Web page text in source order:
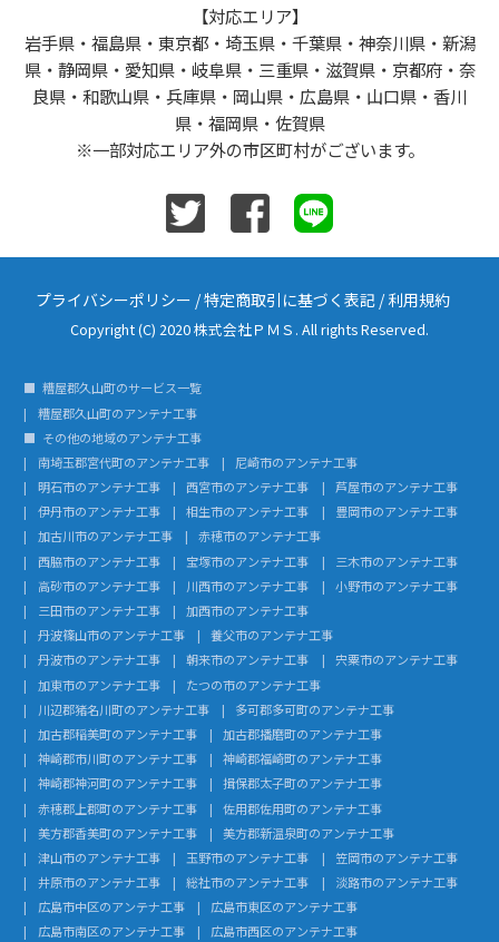
【対応エリア】
岩手県・福島県・東京都・埼玉県・千葉県・神奈川県・新潟
県・静岡県・愛知県・岐阜県・三重県・滋賀県・京都府・奈
良県・和歌山県・兵庫県・岡山県・広島県・山口県・香川
県・福岡県・佐賀県
※一部対応エリア外の市区町村がございます。
プライバシーポリシー /特定商取引に基づく表記 /利用規約
Copyright (C) 2020 株式会社ＰＭＳ. All rights Reserved.
糟屋郡久山町のサービス一覧
糟屋郡久山町のアンテナ工事
その他の地域のアンテナ工事
南埼玉郡宮代町のアンテナ工事
尼崎市のアンテナ工事
明石市のアンテナ工事
西宮市のアンテナ工事
芦屋市のアンテナ工事
伊丹市のアンテナ工事
相生市のアンテナ工事
豊岡市のアンテナ工事
加古川市のアンテナ工事
赤穂市のアンテナ工事
西脇市のアンテナ工事
宝塚市のアンテナ工事
三木市のアンテナ工事
高砂市のアンテナ工事
川西市のアンテナ工事
小野市のアンテナ工事
三田市のアンテナ工事
加西市のアンテナ工事
丹波篠山市のアンテナ工事
養父市のアンテナ工事
丹波市のアンテナ工事
朝来市のアンテナ工事
宍粟市のアンテナ工事
加東市のアンテナ工事
たつの市のアンテナ工事
川辺郡猪名川町のアンテナ工事
多可郡多可町のアンテナ工事
加古郡稲美町のアンテナ工事
加古郡播磨町のアンテナ工事
神崎郡市川町のアンテナ工事
神崎郡福崎町のアンテナ工事
神崎郡神河町のアンテナ工事
揖保郡太子町のアンテナ工事
赤穂郡上郡町のアンテナ工事
佐用郡佐用町のアンテナ工事
美方郡香美町のアンテナ工事
美方郡新温泉町のアンテナ工事
津山市のアンテナ工事
玉野市のアンテナ工事
笠岡市のアンテナ工事
井原市のアンテナ工事
総社市のアンテナ工事
淡路市のアンテナ工事
広島市中区のアンテナ工事
広島市東区のアンテナ工事
広島市南区のアンテナ工事
広島市西区のアンテナ工事